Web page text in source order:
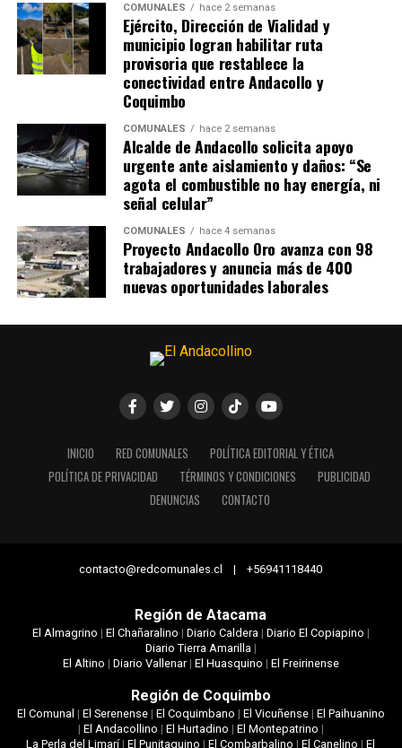
COMUNALES hace 2 semanas
Ejército, Dirección de Vialidad y
municipio logran habilitar ruta
provisoria que restablece la
conectividad entre Andacollo y
Coquimbo
COMUNALES hace 2 semanas
Alcalde de Andacollo solicita apoyo
urgente ante aislamiento y daños: “Se
agota el combustible no hay energía, ni
señal celular”
COMUNALES hace 4 semanas
Proyecto Andacollo Oro avanza con 98
trabajadores y anuncia más de 400
nuevas oportunidades laborales
INICIO RED COMUNALES
POLÍTICA EDITORIAL Y ÉTICA
POLÍTICA DE PRIVACIDAD
TÉRMINOS Y CONDICIONES
PUBLICIDAD
DENUNCIAS
CONTACTO
contacto@redcomunales.cl | +56941118440
Región de Atacama
El Almagrino | El Chañaralino | Diario Caldera | Diario El Copiapino |
Diario Tierra Amarilla |
El Altino | Diario Vallenar| El Huasquino | El Freirinense
Región de Coquimbo
El Comunal | El Serenense| El Coquimbano | El Vicuñense| El Paihuanino
| El Andacollino | El Hurtadino | El Montepatrino |
La Perla del Limarí|El Punitaquino |El Combarbalino |El Canelino |El